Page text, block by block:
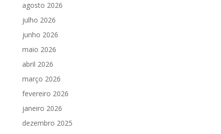
agosto 2026
julho 2026
junho 2026
maio 2026
abril 2026
março 2026
fevereiro 2026
janeiro 2026
dezembro 2025